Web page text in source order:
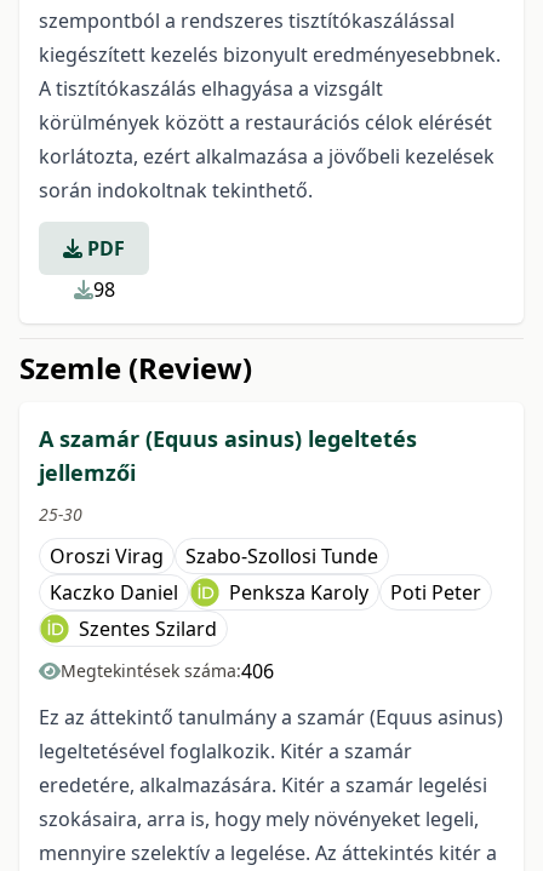
szempontból a rendszeres tisztítókaszálással
kiegészített kezelés bizonyult eredményesebbnek.
A tisztítókaszálás elhagyása a vizsgált
körülmények között a restaurációs célok elérését
korlátozta, ezért alkalmazása a jövőbeli kezelések
során indokoltnak tekinthető.
PDF
98
Szemle (Review)
A szamár (Equus asinus) legeltetés
jellemzői
25-30
Oroszi Virag
Szabo-Szollosi Tunde
Kaczko Daniel
Penksza Karoly
Poti Peter
Szentes Szilard
Megtekintések száma:406
Ez az áttekintő tanulmány a szamár (Equus asinus)
legeltetésével foglalkozik. Kitér a szamár
eredetére, alkalmazására. Kitér a szamár legelési
szokásaira, arra is, hogy mely növényeket legeli,
mennyire szelektív a legelése. Az áttekintés kitér a